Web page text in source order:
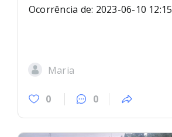
Ocorrência de: 2023-06-10 12:15
Maria
0 0